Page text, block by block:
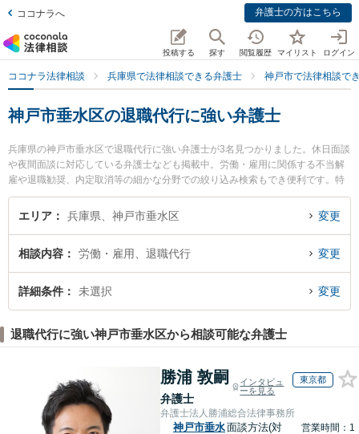
ココナラへ 弁護士の方はこちら
投稿する 探す 閲覧履歴 マイリスト ログイン
ココナラ法律相談 兵庫県で法律相談できる弁護士 神戸市で法律相談で
神戸市垂水区の退職代行に強い弁護士
兵庫県の神戸市垂水区で退職代行に強い弁護士が3名見つかりました。休日面談
や夜間面談に対応している弁護士なども掲載中。労働・雇用に関係する不当解
雇や退職勧奨、内定取消等の細かな分野での絞り込み検索もでき便利です。特
に神戸ほまれ法律事務所の河原林 直樹弁護士や神戸マリン綜合法律事務所の小
田 紗織弁護士、神戸マリン綜合法律事務所の佐々木 歌織弁護士のプロフィール
のトラブル解決の実績豊富な近くの弁護士を検索したい』『初回相談無料で退
職代行を法律相談できる神戸市垂水区内の弁護士に相談予約したい』などでお
困りの相談者さんにおすすめです。
エリア 兵庫県、神戸市垂水区 変更
相談内容 労働・雇用、退職代行 変更
詳細条件 未選択 変更
退職代行に強い神戸市垂水区から相談可能な弁護士
勝浦 敦嗣
弁護士
インタビュ
ーを見る
東京都
弁護士法人勝浦総合法律事務所
神戸市垂水面談方法(対
営業時間：1